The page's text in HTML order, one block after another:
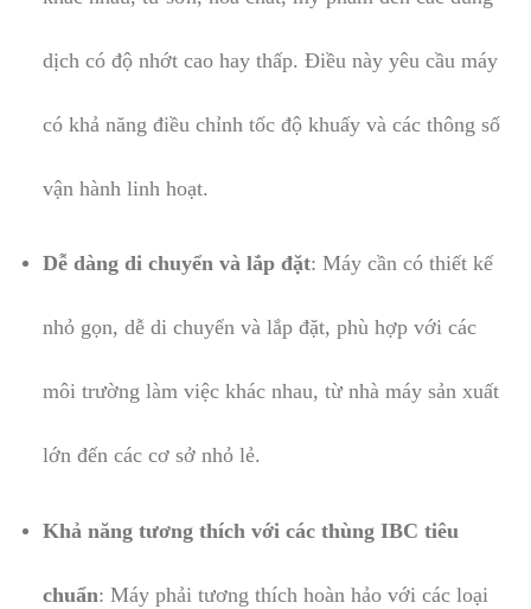
dịch có độ nhớt cao hay thấp. Điều này yêu cầu máy
có khả năng điều chỉnh tốc độ khuấy và các thông số
vận hành linh hoạt.
Dễ dàng di chuyển và lắp đặt: Máy cần có thiết kế
nhỏ gọn, dễ di chuyển và lắp đặt, phù hợp với các
môi trường làm việc khác nhau, từ nhà máy sản xuất
lớn đến các cơ sở nhỏ lẻ.
Khả năng tương thích với các thùng IBC tiêu
chuẩn: Máy phải tương thích hoàn hảo với các loại